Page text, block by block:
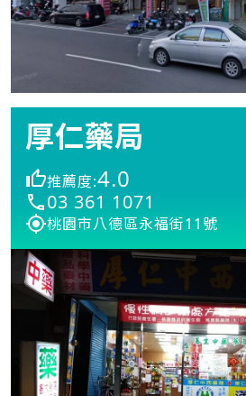
厚仁藥局
推薦度:4.0
03 361 1071
桃園市八德區永福街11號